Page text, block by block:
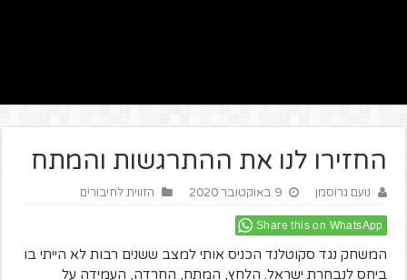
החזירו לנו את ההתרגשות והמתח
נועם גרוסמן 9 באוקטובר 2020 הזווית לחיבורים
Share this on WhatsApp
המשחק נגד סקוטלנד הכניס אותי למצב ששנים רבות לא הייתי בו
ביחס לנבחרת ישראל. הלחץ, המתח, החרדה, העמידה על